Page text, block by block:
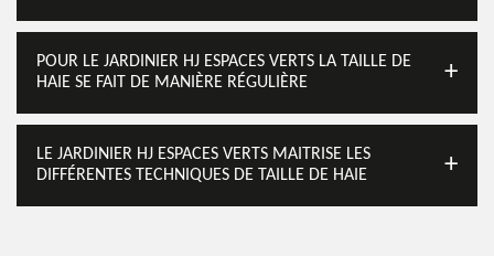
POUR LE JARDINIER HJ ESPACES VERTS LA TAILLE DE
HAIE SE FAIT DE MANIÈRE RÉGULIÈRE
LE JARDINIER HJ ESPACES VERTS MAITRISE LES
DIFFÉRENTES TECHNIQUES DE TAILLE DE HAIE